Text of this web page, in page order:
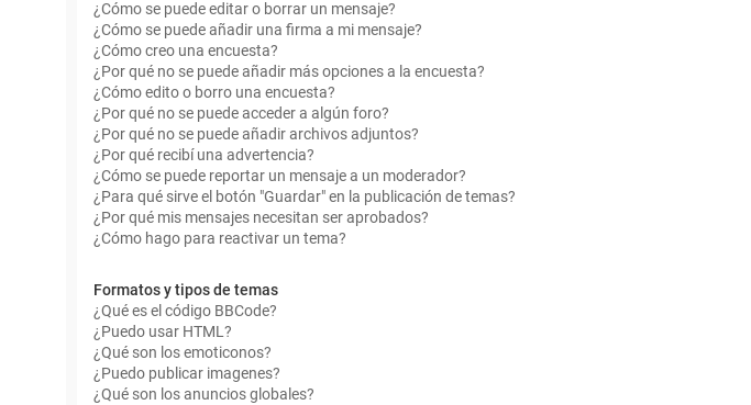
¿Cómo se puede editar o borrar un mensaje?
¿Cómo se puede añadir una firma a mi mensaje?
¿Cómo creo una encuesta?
¿Por qué no se puede añadir más opciones a la encuesta?
¿Cómo edito o borro una encuesta?
¿Por qué no se puede acceder a algún foro?
¿Por qué no se puede añadir archivos adjuntos?
¿Por qué recibí una advertencia?
¿Cómo se puede reportar un mensaje a un moderador?
¿Para qué sirve el botón "Guardar" en la publicación de temas?
¿Por qué mis mensajes necesitan ser aprobados?
¿Cómo hago para reactivar un tema?
Formatos y tipos de temas
¿Qué es el código BBCode?
¿Puedo usar HTML?
¿Qué son los emoticonos?
¿Puedo publicar imagenes?
¿Qué son los anuncios globales?